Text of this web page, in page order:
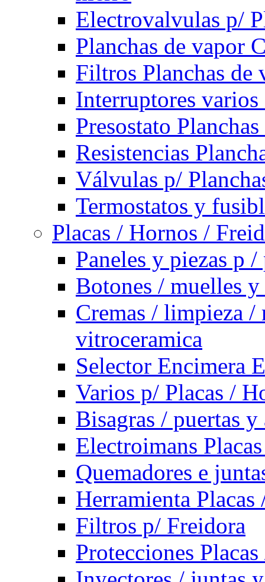
Electrovalvulas p/
Planchas de vapor
Filtros Planchas de
Interruptores varios
Presostato
Resistencias
Válvulas p/
Termostatos y
Placas / Hornos /
Paneles y piezas p
Botones / muelles
Cremas / limpieza /
vitroceramica
Selector Encimera
Varios p/ Placas /
Bisagras / puertas y
Electroimans
Quemadores e
Herramienta
Filtros p/ Freidora
Protecciones